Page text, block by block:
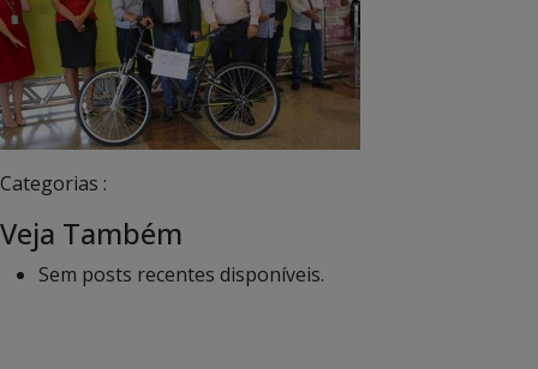
Categorias :
Veja Também
Sem posts recentes disponíveis.